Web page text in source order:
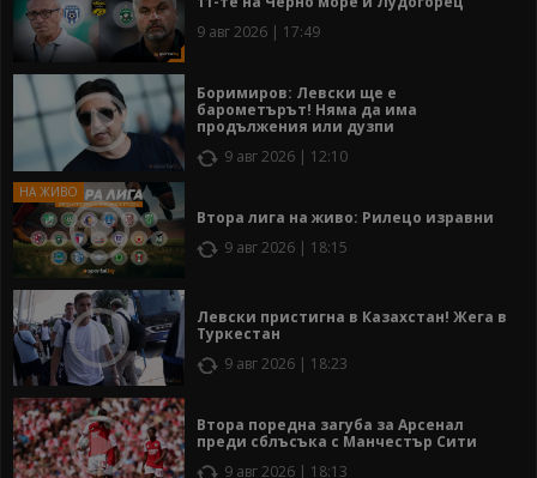
9 авг 2026 | 17:49
Боримиров: Левски ще е
барометърът! Няма да има
продължения или дузпи
9 авг 2026 | 12:10
Втора лига на живо: Рилецо изравни
9 авг 2026 | 18:15
Левски пристигна в Казахстан! Жега в
Туркестан
9 авг 2026 | 18:23
Втора поредна загуба за Арсенал
преди сблъсъка с Манчестър Сити
9 авг 2026 | 18:13